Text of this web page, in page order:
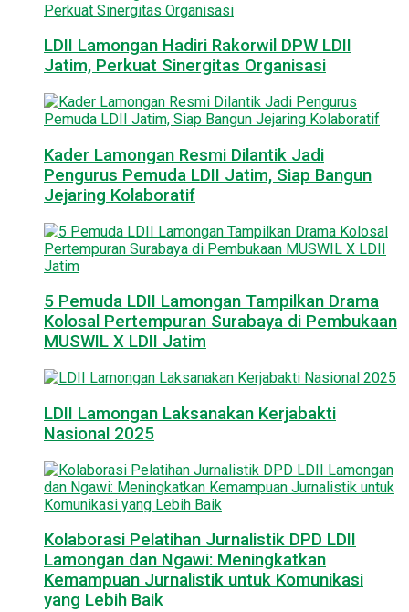
LDII Lamongan Hadiri Rakorwil DPW LDII
Jatim, Perkuat Sinergitas Organisasi
Kader Lamongan Resmi Dilantik Jadi
Pengurus Pemuda LDII Jatim, Siap Bangun
Jejaring Kolaboratif
5 Pemuda LDII Lamongan Tampilkan Drama
Kolosal Pertempuran Surabaya di Pembukaan
MUSWIL X LDII Jatim
LDII Lamongan Laksanakan Kerjabakti
Nasional 2025
Kolaborasi Pelatihan Jurnalistik DPD LDII
Lamongan dan Ngawi: Meningkatkan
Kemampuan Jurnalistik untuk Komunikasi
yang Lebih Baik